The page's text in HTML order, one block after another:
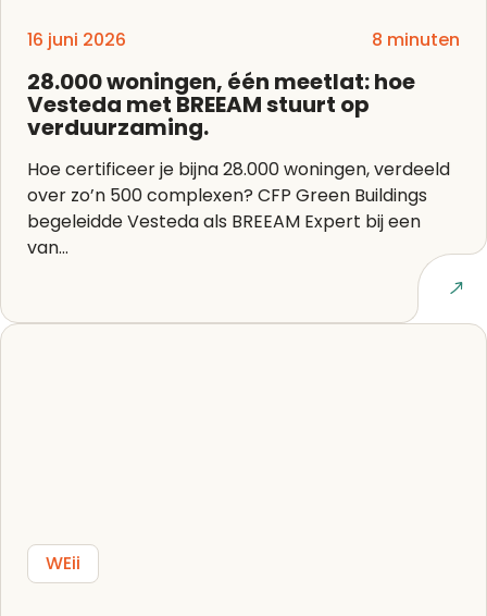
16 juni 2026 8 minuten
28.000 woningen, één meetlat: hoe
Vesteda met BREEAM stuurt op
verduurzaming.
Hoe certificeer je bijna 28.000 woningen, verdeeld
over zo’n 500 complexen? CFP Green Buildings
begeleidde Vesteda als BREEAM Expert bij een
van...
Lees artikel
WEii